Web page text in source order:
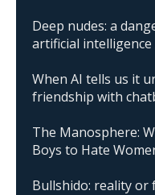
Deep nudes: a
artificial
When AI tells us it
friendship with
The Manosphere:
Boys to Hate
Bullshido: reality or